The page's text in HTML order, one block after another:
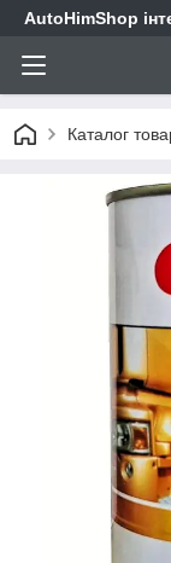
AutoHimShop
Каталог